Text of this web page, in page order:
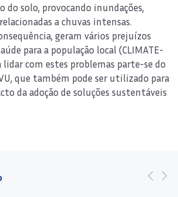
do solo, provocando inundações,
a chuvas intensas.
geram vários prejuízos
para a população local (CLIMATE-
lidar com estes problemas parte-se do
que também pode ser utilizado para
da adoção de soluções sustentáveis